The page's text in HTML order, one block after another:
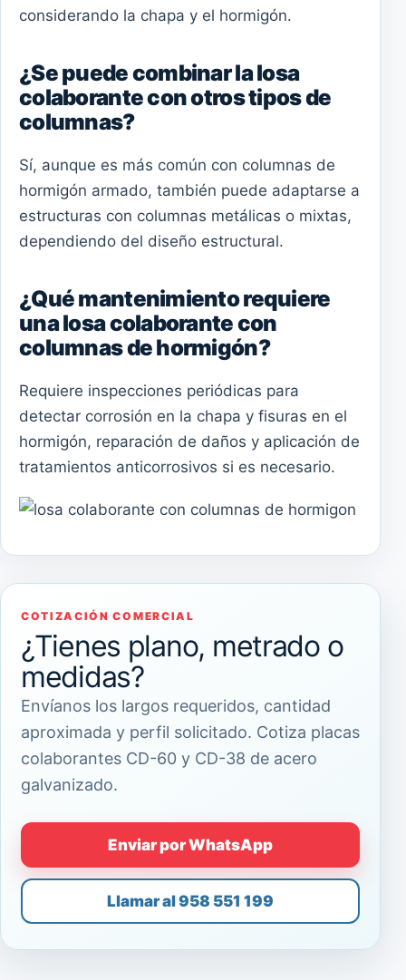
considerando la chapa y el hormigón.
¿Se puede combinar la losa
colaborante con otros tipos de
columnas?
Sí, aunque es más común con columnas de
hormigón armado, también puede adaptarse a
estructuras con columnas metálicas o mixtas,
dependiendo del diseño estructural.
¿Qué mantenimiento requiere
una losa colaborante con
columnas de hormigón?
Requiere inspecciones periódicas para
detectar corrosión en la chapa y fisuras en el
hormigón, reparación de daños y aplicación de
tratamientos anticorrosivos si es necesario.
COTIZACIÓN COMERCIAL
¿Tienes plano, metrado o
medidas?
Envíanos los largos requeridos, cantidad
aproximada y perfil solicitado. Cotiza placas
colaborantes CD-60 y CD-38 de acero
galvanizado.
Enviar por WhatsApp
Llamar al 958 551 199